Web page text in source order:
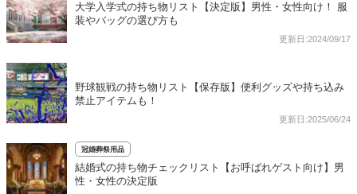
大学入学式の持ち物リスト【決定版】男性・女性向け！ 服
装やバッグの選び方も
更新日:2024/09/17
野球観戦の持ち物リスト【保存版】便利グッズや持ち込み
禁止アイテムも！
更新日:2025/06/24
冠婚葬祭用品
結婚式の持ち物チェックリスト【お呼ばれゲスト向け】男
性・女性の決定版